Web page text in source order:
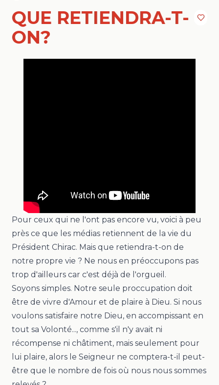
QUE RETIENDRA-T-
ON?
Pour ceux qui ne l'ont pas encore vu, voici à peu
près ce que les médias retiennent de la vie du
Président Chirac. Mais que retiendra-t-on de
notre propre vie ? Ne nous en préoccupons pas
trop d'ailleurs car c'est déjà de l'orgueil.
Soyons simples. Notre seule proccupation doit
être de vivre d'Amour et de plaire à Dieu. Si nous
voulons satisfaire notre Dieu, en accompissant en
tout sa Volonté..., comme s'il n'y avait ni
récompense ni châtiment, mais seulement pour
lui plaire, alors le Seigneur ne comptera-t-il peut-
être que le nombre de fois où nous nous sommes